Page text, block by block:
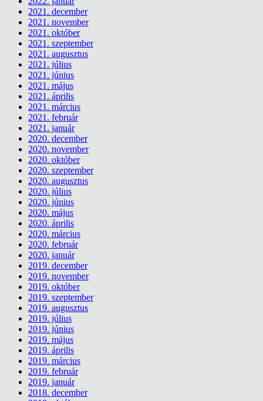
2021. december
2021. november
2021. október
2021. szeptember
2021. augusztus
2021. július
2021. június
2021. május
2021. április
2021. március
2021. február
2021. január
2020. december
2020. november
2020. október
2020. szeptember
2020. augusztus
2020. július
2020. június
2020. május
2020. április
2020. március
2020. február
2020. január
2019. december
2019. november
2019. október
2019. szeptember
2019. augusztus
2019. július
2019. június
2019. május
2019. április
2019. március
2019. február
2019. január
2018. december